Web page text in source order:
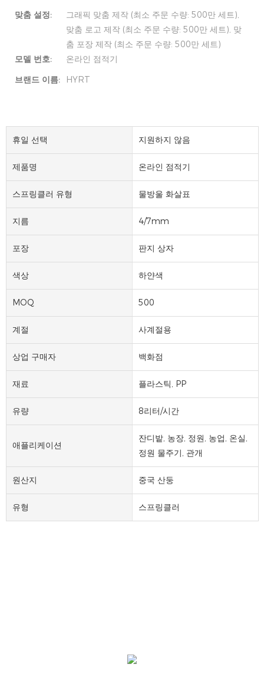
맞춤 설정:
그래픽 맞춤 제작 (최소 주문 수량: 500만 세트),
맞춤 로고 제작 (최소 주문 수량: 500만 세트), 맞
춤 포장 제작 (최소 주문 수량: 500만 세트)
모델 번호:
온라인 점적기
브랜드 이름:
HYRT
휴일 선택 지원하지 않음
제품명 온라인 점적기
스프링클러 유형 물방울 화살표
지름 4/7mm
포장 판지 상자
색상 하얀색
MOQ 500
계절 사계절용
상업 구매자 백화점
재료 플라스틱, PP
유량 8리터/시간
애플리케이션
잔디밭, 농장, 정원, 농업, 온실,
정원 물주기, 관개
원산지 중국 산둥
유형 스프링클러